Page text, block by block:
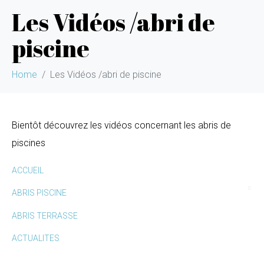
Les Vidéos /abri de
piscine
Home Les Vidéos /abri de piscine
Bientôt découvrez les vidéos concernant les abris de
piscines
ACCUEIL
ABRIS PISCINE
ABRIS TERRASSE
ACTUALITES